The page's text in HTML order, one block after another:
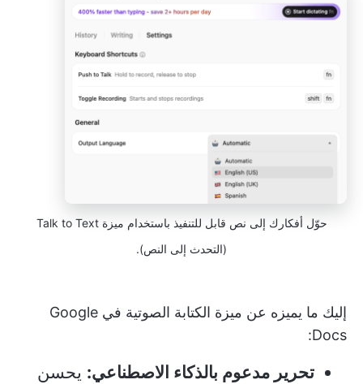
حوّل أفكارك إلى نص قابل للتنفيذ باستخدام ميزة Talk to Text
(التحدث إلى النص).
إليك ما يميزه عن ميزة الكتابة الصوتية في Google
Docs:
تحرير مدعوم بالذكاء الاصطناعي: يحسن